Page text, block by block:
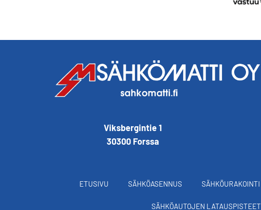
Viksbergintie 1
30300 Forssa
ETUSIVU SÄHKÖASENNUS SÄHKÖURAKOINTI
SÄHKÖAUTOJEN LATAUSPISTEET